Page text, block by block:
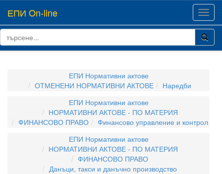
ЕПИ On-line
ЕПИ Нормативни актове
ОТМЕНЕНИ НОРМАТИВНИ АКТОВЕ
Наредби
ЕПИ Нормативни актове
НОРМАТИВНИ АКТОВЕ - ПО МАТЕРИЯ
ФИНАНСОВО ПРАВО
Финансово управление и контрол
ЕПИ Нормативни актове
НОРМАТИВНИ АКТОВЕ - ПО МАТЕРИЯ
ФИНАНСОВО ПРАВО
Данъци, такси и данъчно производство